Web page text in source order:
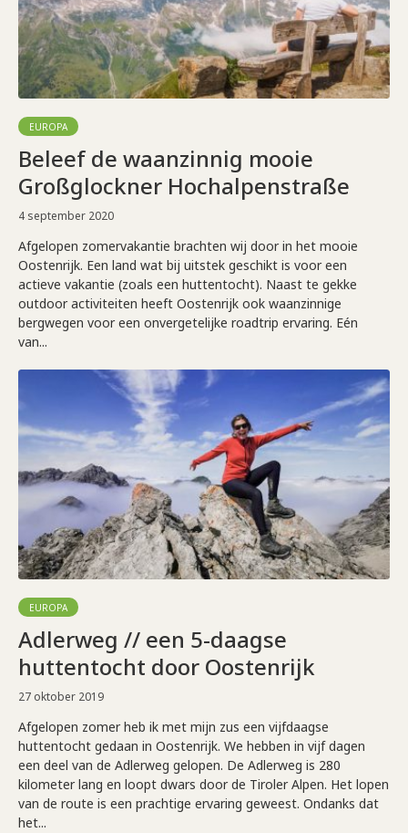
EUROPA
Beleef de waanzinnig mooie
Großglockner Hochalpenstraße
4 september 2020
Afgelopen zomervakantie brachten wij door in het mooie
Oostenrijk. Een land wat bij uitstek geschikt is voor een
actieve vakantie (zoals een huttentocht). Naast te gekke
outdoor activiteiten heeft Oostenrijk ook waanzinnige
bergwegen voor een onvergetelijke roadtrip ervaring. Eén
van...
EUROPA
Adlerweg // een 5-daagse
huttentocht door Oostenrijk
27 oktober 2019
Afgelopen zomer heb ik met mijn zus een vijfdaagse
huttentocht gedaan in Oostenrijk. We hebben in vijf dagen
een deel van de Adlerweg gelopen. De Adlerweg is 280
kilometer lang en loopt dwars door de Tiroler Alpen. Het lopen
van de route is een prachtige ervaring geweest. Ondanks dat
het...